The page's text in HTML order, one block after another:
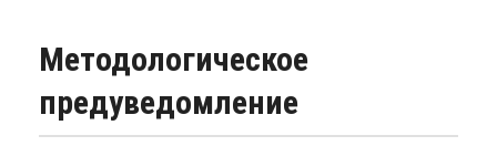
Методологическое
предуведомление